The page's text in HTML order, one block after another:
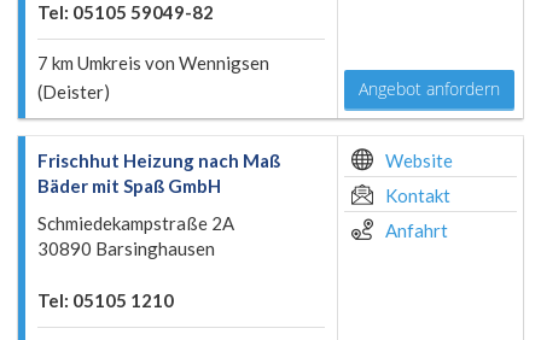
Tel: 05105 59049-82
7 km Umkreis von Wennigsen
(Deister)
Angebot anfordern
Frischhut Heizung nach Maß
Bäder mit Spaß GmbH
Schmiedekampstraße 2A
30890 Barsinghausen
Tel: 05105 1210
Website
Kontakt
Anfahrt